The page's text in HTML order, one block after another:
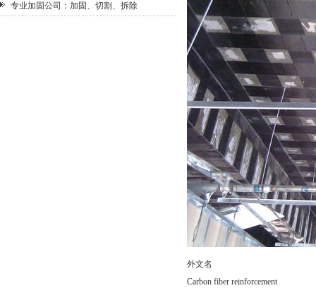
专业加固公司：加固、切割、拆除
外文名
Carbon fiber reinforcement